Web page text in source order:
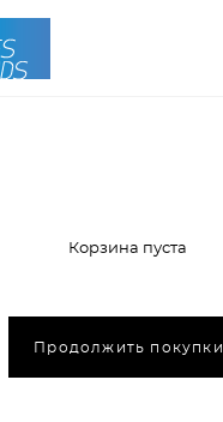
Корзина пуста
Продолжить покупки